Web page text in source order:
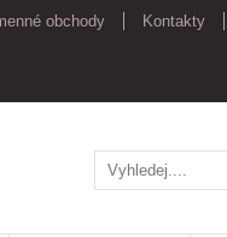
obchody
Kontakty